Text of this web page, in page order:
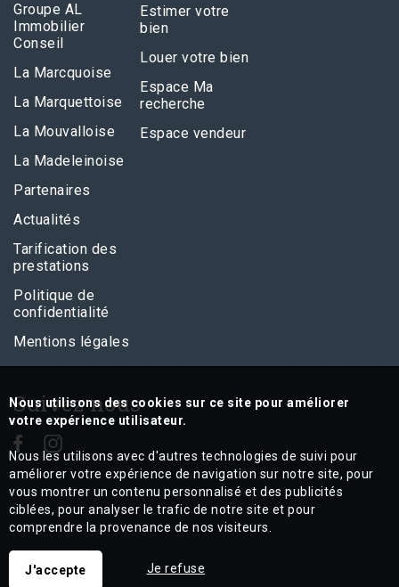
Groupe AL
Immobilier
Conseil
La Marcquoise
La Marquettoise
La Mouvalloise
La Madeleinoise
Partenaires
Actualités
Tarification des
prestations
Politique de
confidentialité
Mentions légales
Estimer votre
bien
Louer votre bien
Espace Ma
recherche
Espace vendeur
Suivez nous
Nous utilisons des cookies sur ce site pour améliorer
votre expérience utilisateur.
Nous les utilisons avec d'autres technologies de suivi pour
améliorer votre expérience de navigation sur notre site, pour
vous montrer un contenu personnalisé et des publicités
ciblées, pour analyser le trafic de notre site et pour
comprendre la provenance de nos visiteurs.
J'accepte Je refuse